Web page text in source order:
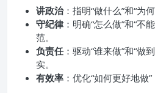
讲政治：指明“做什么”和“为
守纪律 ：明确“怎么做”和“不
范。
负责任 ：驱动“谁来做”和“做
实。
有效率 ：优化“如何更好地做